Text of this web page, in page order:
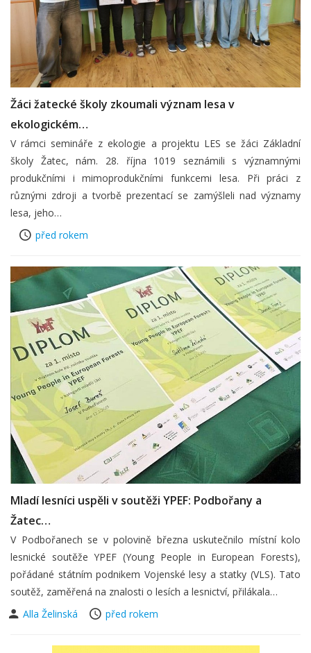
Žáci žatecké školy zkoumali význam lesa v
ekologickém…
V rámci semináře z ekologie a projektu LES se žáci Základní
školy Žatec, nám. 28. října 1019 seznámili s významnými
produkčními i mimoprodukčními funkcemi lesa. Při práci z
různými zdroji a tvorbě prezentací se zamýšleli nad významy
lesa, jeho…
před rokem
Mladí lesníci uspěli v soutěži YPEF: Podbořany a
Žatec…
V Podbořanech se v polovině března uskutečnilo místní kolo
lesnické soutěže YPEF (Young People in European Forests),
pořádané státním podnikem Vojenské lesy a statky (VLS). Tato
soutěž, zaměřená na znalosti o lesích a lesnictví, přilákala…
Alla Želinská
před rokem